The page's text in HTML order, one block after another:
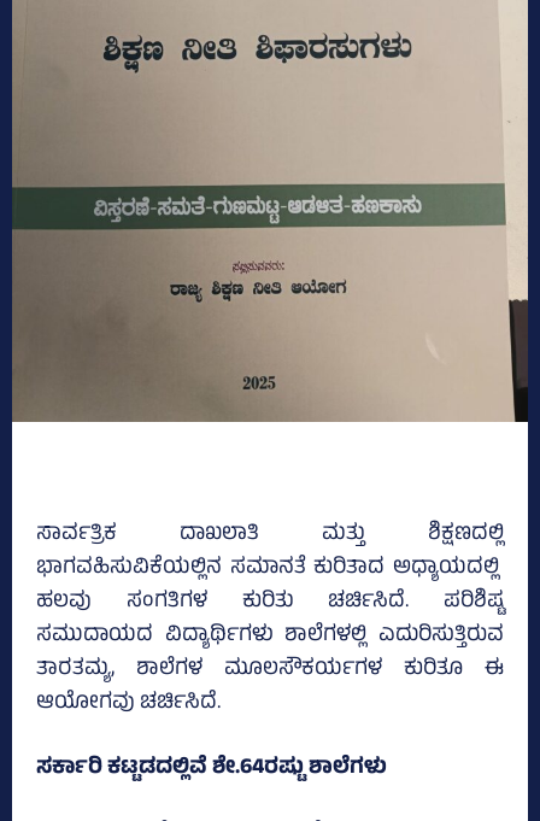
ಸಾರ್ವತ್ರಿಕ ದಾಖಲಾತಿ ಮತ್ತು ಶಿಕ್ಷಣದಲ್ಲಿ
ಭಾಗವಹಿಸುವಿಕೆಯಲ್ಲಿನ ಸಮಾನತೆ ಕುರಿತಾದ ಅಧ್ಯಾಯದಲ್ಲಿ
ಹಲವು ಸಂಗತಿಗಳ ಕುರಿತು ಚರ್ಚಿಸಿದೆ. ಪರಿಶಿಷ್ಟ
ಸಮುದಾಯದ ವಿದ್ಯಾರ್ಥಿಗಳು ಶಾಲೆಗಳಲ್ಲಿ ಎದುರಿಸುತ್ತಿರುವ
ತಾರತಮ್ಯ, ಶಾಲೆಗಳ ಮೂಲಸೌಕರ್ಯಗಳ ಕುರಿತೂ ಈ
ಆಯೋಗವು ಚರ್ಚಿಸಿದೆ.
ಸರ್ಕಾರಿ ಕಟ್ಟಡದಲ್ಲಿವೆ ಶೇ.64ರಷ್ಟು ಶಾಲೆಗಳು